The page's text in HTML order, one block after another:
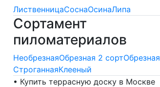
ЛиственницаСоснаОсинаЛипа
Сортамент
пиломатериалов
НеобрезнаяОбрезная 2 сортОбрезная
СтроганнаяКлееный
• Купить террасную доску в Москве